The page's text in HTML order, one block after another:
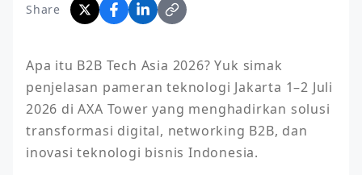
Share
Apa itu B2B Tech Asia 2026? Yuk simak
penjelasan pameran teknologi Jakarta 1–2 Juli
2026 di AXA Tower yang menghadirkan solusi
transformasi digital, networking B2B, dan
inovasi teknologi bisnis Indonesia.